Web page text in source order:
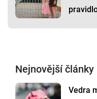
Nejnovější články
Vedra